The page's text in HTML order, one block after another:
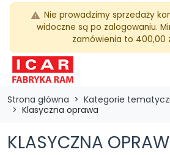
warning Nie prowadzimy sprzedaży
widoczne są po zalogowaniu.
zamówienia to 400,00
Strona główna
Kategorie
Klasyczna oprawa
KLASYCZNA